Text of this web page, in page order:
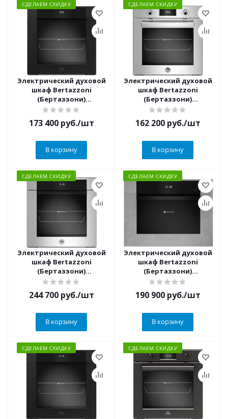
СДЕЛАЕМ СКИДКУ
Электрический духовой
шкаф Bertazzoni
(Бертаззони)
F6011MODELN
173 400руб./шт
В корзину
СДЕЛАЕМ СКИДКУ
Электрический духовой
шкаф Bertazzoni
(Бертаззони)
F6011PROELX
162 200руб./шт
В корзину
СДЕЛАЕМ СКИДКУ
Электрический духовой
шкаф Bertazzoni
(Бертаззони)
F6011MODPTX/23
244 700руб./шт
В корзину
СДЕЛАЕМ СКИДКУ
Электрический духовой
шкаф Bertazzoni
(Бертаззони)
F457MODMWTZ
190 900руб./шт
В корзину
СДЕЛАЕМ СКИДКУ СДЕЛАЕМ СКИДКУ